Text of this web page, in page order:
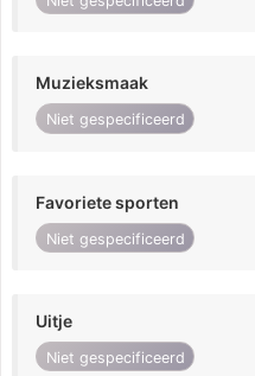
Muzieksmaak
Niet gespecificeerd
Favoriete sporten
Niet gespecificeerd
Uitje
Niet gespecificeerd